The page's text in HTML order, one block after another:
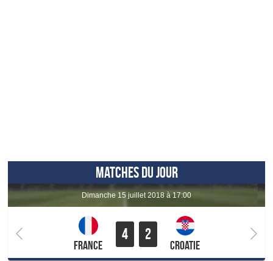
MATCHES DU JOUR
dimanche 15 juillet 2018 à 17:00
France
4 2
Croatie